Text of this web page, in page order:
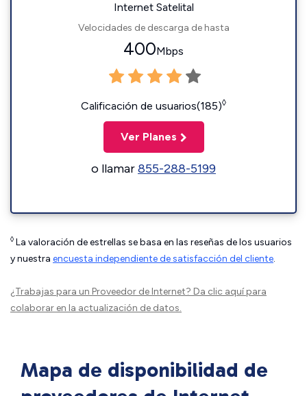
Internet Satelital
Velocidades de descarga de hasta
400Mbps
Calificación de usuarios(185)◊
Ver Planes
o llamar855-288-5199
◊ La valoración de estrellas se basa en las reseñas de los usuarios
y nuestra encuesta independiente de satisfacción del cliente.
¿Trabajas para un Proveedor de Internet? Da clic aquípara
colaborar en la actualización de datos.
Mapa de disponibilidad de